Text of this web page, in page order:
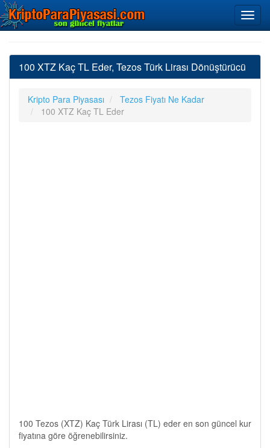
100 XTZ Kaç TL Eder, Tezos Türk Lirası Dönüştürücü
Kripto Para Piyasası
Tezos Fiyatı Ne Kadar
100 XTZ Kaç TL Eder
100 Tezos (XTZ) Kaç Türk Lirası (TL) eder en son güncel kur
fiyatına göre öğrenebilirsiniz.